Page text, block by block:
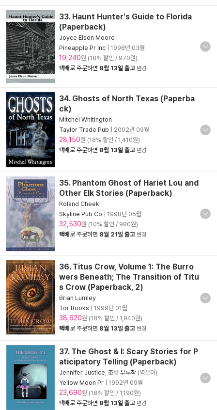
33. Haunt Hunter's Guide to Florida
(Paperback)
Joyce Elson Moore
Pineapple Pr Inc
1998년 03월
19,240원 (18% 할인 / 970원)
택배로 주문하면 8월 13일 출고 변경
34. Ghosts of North Texas (Paperba
ck)
Mitchel Whitington
Taylor Trade Pub
2002년 09월
28,150원 (18% 할인 / 1,410원)
택배로 주문하면 8월 13일 출고 변경
35. Phantom Ghost of Hariet Lou and
Other Elk Stories (Paperback)
Roland Cheek
Skyline Pub Co
1998년 05월
32,530원 (10% 할인 / 980원)
택배로 주문하면 8월 21일 출고 변경
36. Titus Crow, Volume 1: The Burro
wers Beneath; The Transition of Titu
s Crow (Paperback, 2)
Brian Lumley
Tor Books
1999년 01월
38,620원 (18% 할인 / 1,940원)
택배로 주문하면 8월 13일 출고 변경
37. The Ghost & I: Scary Stories for P
aticipatory Telling (Paperback)
Jennifer Justice 조셉 부루착 (엮은이)
Yellow Moon Pr
1992년 09월
23,690원 (18% 할인 / 1,190원)
택배로 주문하면 8월 13일 출고 변경